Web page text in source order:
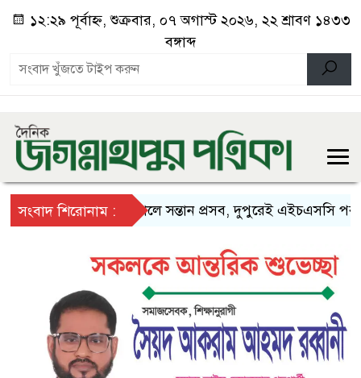
১২:২৯ পূর্বাহ্ন, শুক্রবার, ০৭ অগাস্ট ২০২৬, ২২ শ্রাবণ ১৪৩৩
বঙ্গাব্দ
সংবাদ শিরোনাম :সকালে সন্তান প্রসব, দুপুরেই এইচএসসি পরীক্ষায়